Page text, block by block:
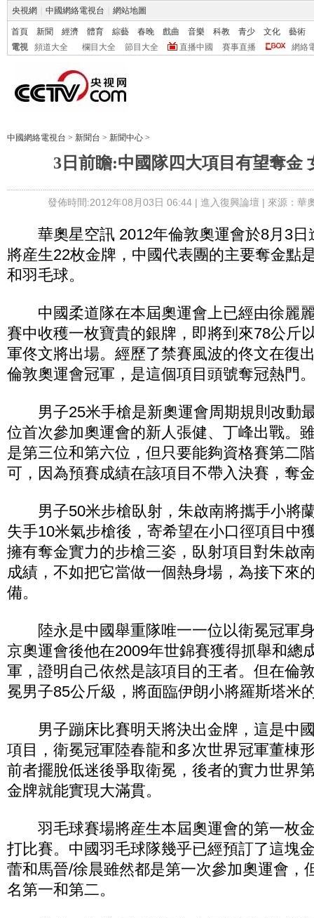
央視網 中國網絡電視台 網站地圖
首頁 新聞 經濟 體育 綜藝 春晚 戲曲 音樂 科教 青少 文化
藝術
電視
頻道大全 欄目大全 節目大全 直播中國 賽事直播 網絡
中國網絡電視台 > 新聞台 > 新聞中心 >
3日前瞻:中國隊四大項目有望奪金
發佈時間:2012年08月03日 06:44 | 進入復興論壇 | 來源：華
華奧星空訊 2012年倫敦奧運會於8月3日
將産生22枚金牌，中國代表團的主要奪金點
和羽毛球。
中國柔道隊在本屆奧運會上已經由徐麗
賽中收穫一枚寶貴的銀牌，即將到來78公斤
軍佟文將出場。經歷了禁賽風波的佟文在復
倫敦奧運會冠軍，是這個項目頭號奪冠熱門
男子25米手槍是新奧運會周期規則改動
位首次參加奧運會的新人張健、丁峰出戰。
是第三位和第六位，但只要能夠資格賽第二
可，因為預賽成績在該項目不帶入決賽，奪
男子50米步槍臥射，朱啟南將攜手小將
失手10米氣步槍後，寄希望在小口徑項目中
擁有奪金實力的步槍三姿，臥射項目對朱啟
成績，不如把它當做一個熱身場，為接下來
備。
陸永是中國舉重隊唯一一位以衛冕冠軍
京奧運會後他在2009年世錦賽獲得抓舉和總
軍，證明自己依然是該項目的王者。但在倫
冕男子85公斤級，將面臨伊朗小將羅斯塔米
男子蹦床比賽明天將決出金牌，這是中
項目，衛冕冠軍陸春龍和多次世界冠軍董棟
前者擺脫低迷後爭取衛冕，後者的實力世界
金牌就能實現大滿貫。
羽毛球賽場將産生本屆奧運會的第一枚
打比賽。中國羽毛球隊幾乎已經預訂了這塊
蕾和馬晉/徐晨雖然都是第一次參加奧運會，
名第一和第二。